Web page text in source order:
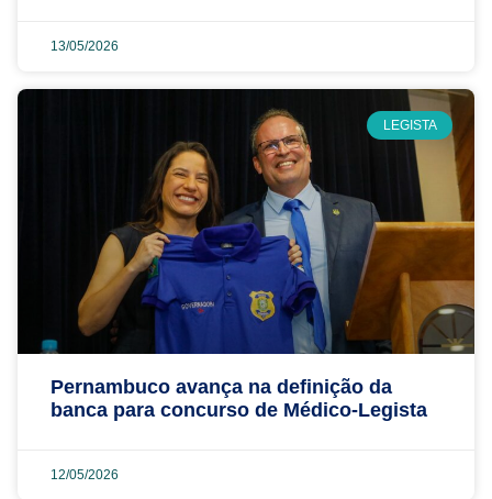
13/05/2026
LEGISTA
Pernambuco avança na definição da
banca para concurso de Médico-Legista
12/05/2026